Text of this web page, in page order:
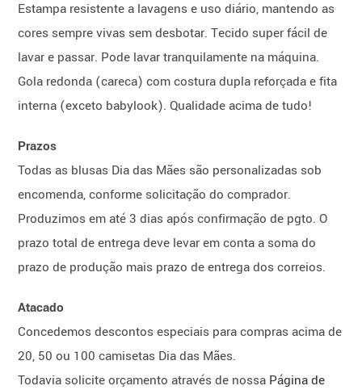
Estampa resistente a lavagens e uso diário, mantendo as
cores sempre vivas sem desbotar. Tecido super fácil de
lavar e passar. Pode lavar tranquilamente na máquina.
Gola redonda (careca) com costura dupla reforçada e fita
interna (exceto babylook). Qualidade acima de tudo!
Prazos
Todas as blusas Dia das Mães são personalizadas sob
encomenda, conforme solicitação do comprador.
Produzimos em até 3 dias após confirmação de pgto. O
prazo total de entrega deve levar em conta a soma do
prazo de produção mais prazo de entrega dos correios.
Atacado
Concedemos descontos especiais para compras acima de
20, 50 ou 100 camisetas Dia das Mães.
Todavia solicite orçamento através de nossa Página de